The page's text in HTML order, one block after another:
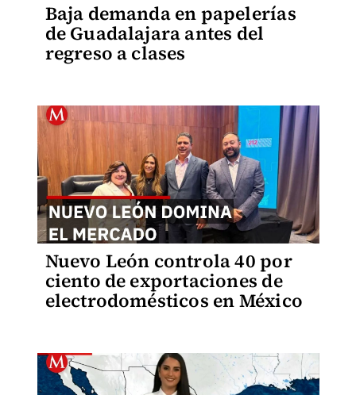
Baja demanda en papelerías
de Guadalajara antes del
regreso a clases
Nuevo León controla 40 por
ciento de exportaciones de
electrodomésticos en México